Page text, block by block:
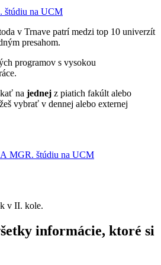
štúdiu na UCM
v Trnave patrí medzi top 10 univerzít
presahom.
programov s vysokou
na jednej z piatich fakúlt alebo
vybrať v dennej alebo externej
MGR. štúdiu na UCM
v II. kole.
informácie, ktoré si